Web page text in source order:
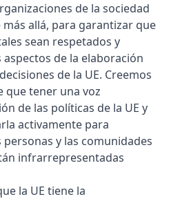
de la sociedad
allá, para garantizar que
sean respetados y
de la elaboración
de la UE. Creemos
que tener una voz
de las políticas de la UE y
activamente para
personas y las comunidades
infrarrepresentadas
la UE tiene la